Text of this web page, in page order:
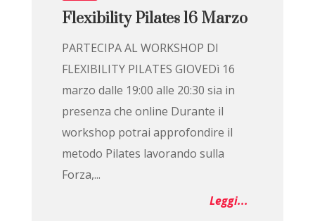
Flexibility Pilates 16 Marzo
PARTECIPA AL WORKSHOP DI
FLEXIBILITY PILATES GIOVEDì 16
marzo dalle 19:00 alle 20:30 sia in
presenza che online Durante il
workshop potrai approfondire il
metodo Pilates lavorando sulla
Forza,...
Leggi...